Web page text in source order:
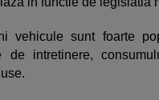
vehicule sunt foarte
de intretinere,